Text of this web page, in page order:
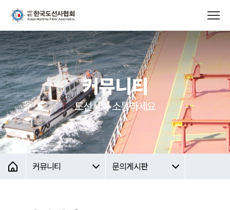
커뮤니티
도선사와 소통하세요
커뮤니티 문의게시판